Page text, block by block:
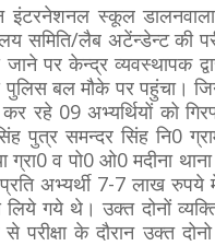
स्कूल डालनवाला
समिति/लैब अटेंन्डेन्ट की
जाने पर केन्द्र व्यवस्थापक
बल मौके पर पहुंचा।
09 अभ्यर्थियों को
पुत्र समन्दर सिंह नि0
ग्रा0 व पो0 ओ0 मदीना थाना
अभ्यर्थी 7-7 लाख रुपये
गये थे। उक्त दोनों
के दौरान उक्त दोनो